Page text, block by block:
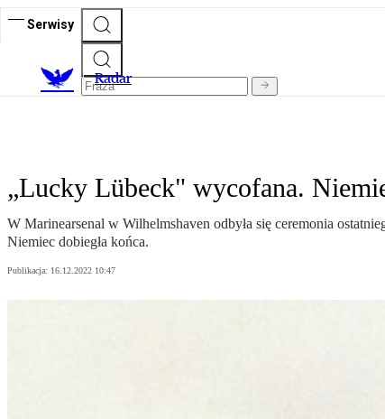
Serwisy
Radar
„Lucky Lübeck" wycofana.
W Marinearsenal w Wilhelmshaven odbyła się ceremonia
Niemiec dobiegła końca.
Publikacja: 16.12.2022 10:47